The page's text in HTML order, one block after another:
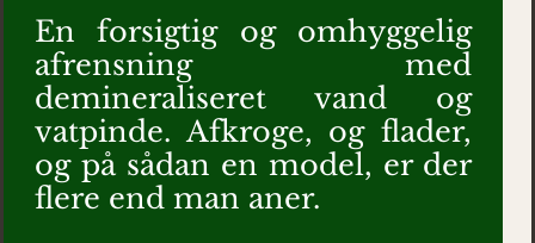
En forsigtig og omhyggelig
afrensning med
demineraliseret vand og
vatpinde. Afkroge, og flader,
og på sådan en model, er der
flere end man aner.